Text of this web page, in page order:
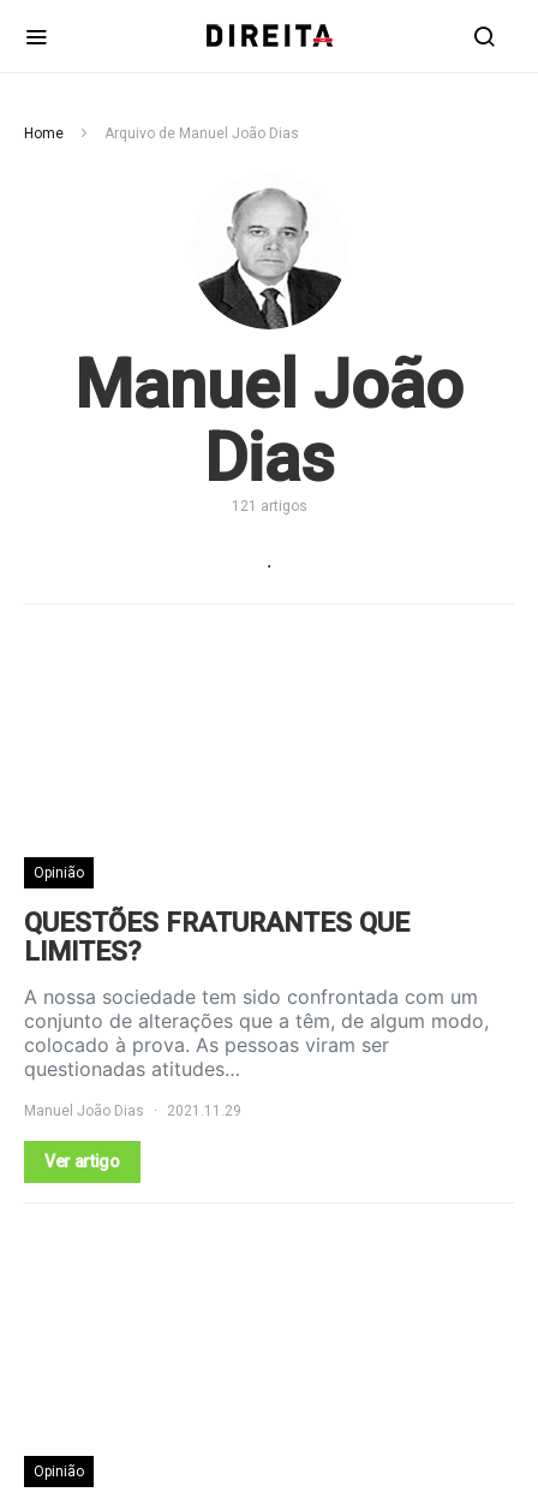
Home Arquivo de Manuel João Dias
Manuel João
Dias
121 artigos
.
Opinião
QUESTÕES FRATURANTES QUE
LIMITES?
A nossa sociedade tem sido confrontada com um
conjunto de alterações que a têm, de algum modo,
colocado à prova. As pessoas viram ser
questionadas atitudes…
Manuel João Dias 2021.11.29
Ver artigo
Opinião